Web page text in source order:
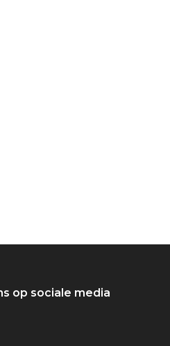
op sociale media